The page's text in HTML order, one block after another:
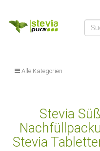
Alle Kategorien
Stevia
Stevia